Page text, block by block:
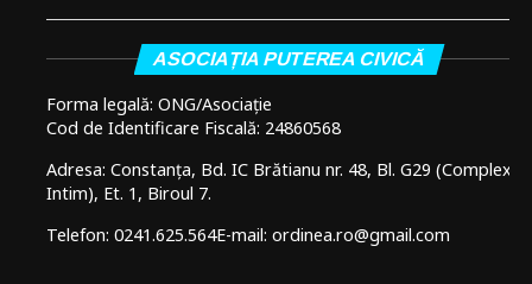
ASOCIAȚIA PUTEREA CIVICĂ
Forma legală: ONG/Asociație
Cod de Identificare Fiscală: 24860568
Adresa: Constanța, Bd. IC Brătianu nr. 48, Bl. G29 (Complex
Intim), Et. 1, Biroul 7.
Telefon: 0241.625.564E-mail: ordinea.ro@gmail.com